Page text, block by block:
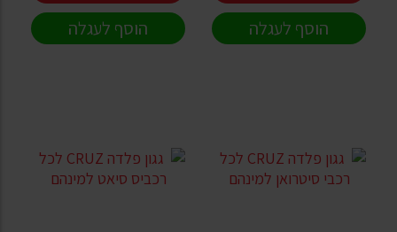
הוסף לעגלה
הוסף לעגלה